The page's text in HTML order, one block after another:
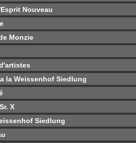
Nouveau
Monzie
la Weissenhof Siedlung
X
Siedlung